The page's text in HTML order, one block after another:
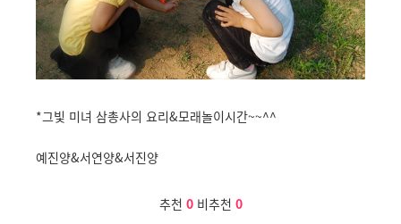
*그빛 미녀 삼총사의 요리&모래놀이시간~~^^
예진양&서연양&서진양
추천 0 비추천 0